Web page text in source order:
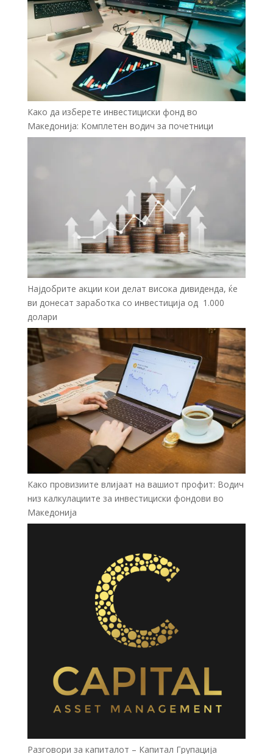
Како да изберете инвестициски фонд во
Македонија: Комплетен водич за почетници
Најдобрите акции кои делат висока дивиденда, ќе
ви донесат заработка со инвестиција од 1.000
долари
Како провизиите влијаат на вашиот профит: Водич
низ калкулациите за инвестициски фондови во
Mакедонија
Разговори за капиталот – Капитал Групација